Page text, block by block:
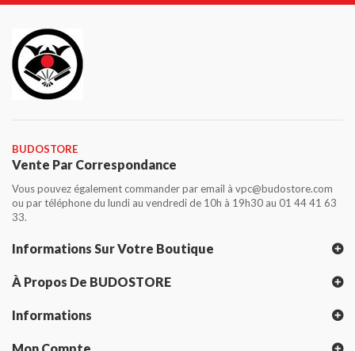
BUDOSTORE
Vente Par Correspondance
Vous pouvez également commander par email à vpc@budostore.com
ou par téléphone du lundi au vendredi de 10h à 19h30 au 01 44 41 63
33.
Informations Sur Votre Boutique
À Propos De BUDOSTORE
Informations